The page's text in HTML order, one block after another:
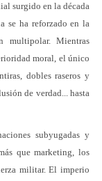
surgido en la década
se ha reforzado en la
multipolar. Mientras
moral, el único
dobles raseros y
de verdad... hasta
subyugadas y
que marketing, los
militar. El imperio